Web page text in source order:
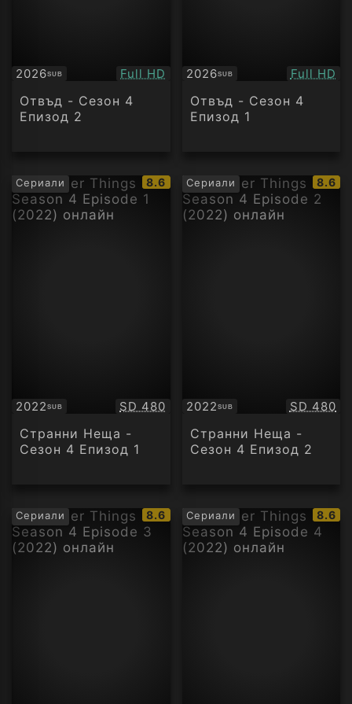
2026SUB
Субтитри Качество:
Full HD
Отвъд - Сезон 4
Епизод 2
2026SUB
Субтитри Full HD
Отвъд - Сезон 4
Епизод 1
Сериали
IMDb
рейтинг:
8.6
2022SUB
Субтитри Качество:
SD 480
Странни Неща -
Сезон 4 Епизод 1
Сериали
IMDb
8.6
2022SUB
Субтитри SD 480
Странни Неща -
Сезон 4 Епизод 2
Сериали
IMDb
рейтинг:
8.6 Сериали
IMDb
8.6